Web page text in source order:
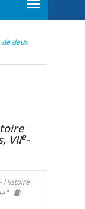
de deux
VIIe-
Histoire
"